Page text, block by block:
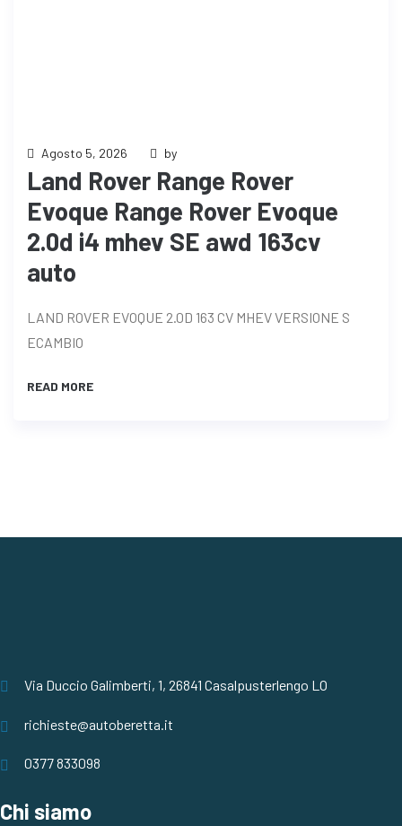
Agosto 5, 2026 by
Land Rover Range Rover
Evoque Range Rover Evoque
2.0d i4 mhev SE awd 163cv
auto
LAND ROVER EVOQUE 2.0D 163 CV MHEV VERSIONE S
ECAMBIO
READ MORE
Via Duccio Galimberti, 1, 26841 Casalpusterlengo LO
richieste@autoberetta.it
0377 833098
Chi siamo